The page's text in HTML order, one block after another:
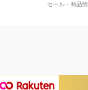
セール・商品